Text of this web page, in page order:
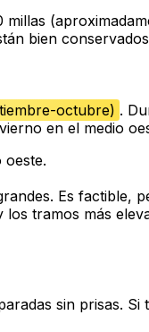
bien
octubre) .
en el medio
oeste.
Es factible,
tramos más
sin prisas.